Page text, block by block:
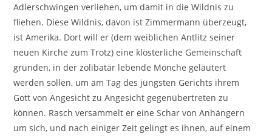
Adlerschwingen verliehen, um damit in die Wildnis zu
fliehen. Diese Wildnis, davon ist Zimmermann überzeugt,
ist Amerika. Dort will er (dem weiblichen Antlitz seiner
neuen Kirche zum Trotz) eine klösterliche Gemeinschaft
gründen, in der zölibatär lebende Mönche geläutert
werden sollen, um am Tag des jüngsten Gerichts ihrem
Gott von Angesicht zu Angesicht gegenübertreten zu
können. Rasch versammelt er eine Schar von Anhängern
um sich, und nach einiger Zeit gelingt es ihnen, auf einem